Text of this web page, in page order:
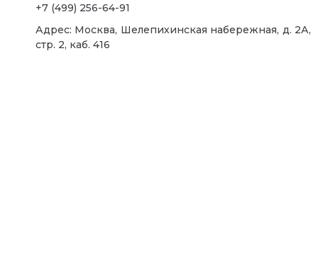
+7 (499) 256-64-91
Адрес: Москва, Шелепихинская набережная, д. 2А,
стр. 2, каб. 416